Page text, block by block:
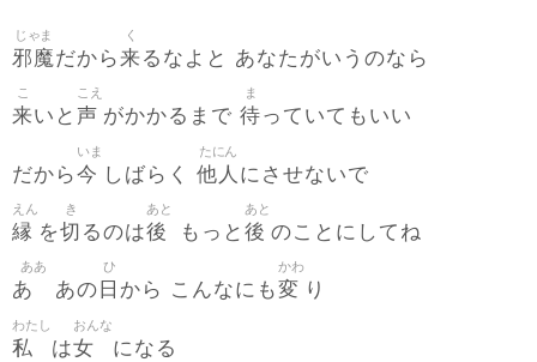
邪魔
じゃま
だから来
く
るなよと あなたがいうのなら
来
こ
いと 声
こえ
がかかるまで 待
ま
っていてもいい
だから今
いま
しばらく 他人
たにん
にさせないで
縁
えん
を切
き
るのは後
あと
もっと 後
あと
のことにしてね
あゝ
ああ
あの 日
ひ
から こんなにも変
かわ
り
私
わたし
は女
おんな
になる